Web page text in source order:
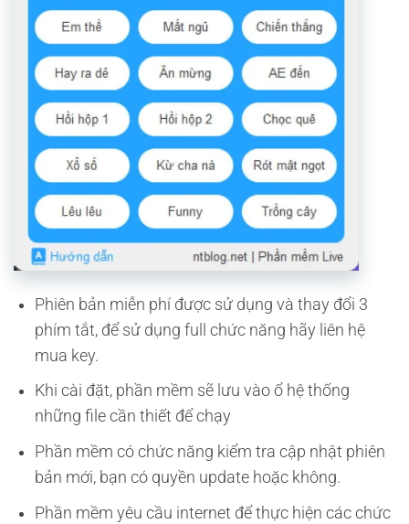
Phiên bản miễn phí được sử dụng và thay đổi 3
phím tắt, để sử dụng full chức năng hãy liên hệ
mua key.
Khi cài đặt, phần mềm sẽ lưu vào ổ hệ thống
những file cần thiết để chạy
Phần mềm có chức năng kiểm tra cập nhật phiên
bản mới, bạn có quyền update hoặc không.
Phần mềm yêu cầu internet để thực hiện các chức